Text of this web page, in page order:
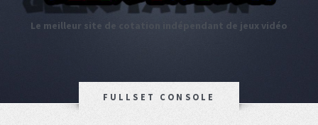
Le meilleur site de cotation indépendant de jeux vidéo
FULLSET CONSOLE